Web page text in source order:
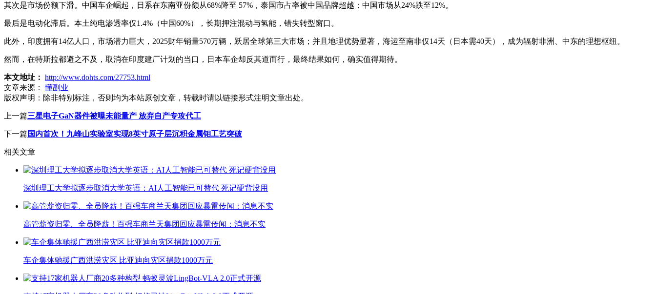
其次是市场份额下滑。中国车企崛起，日系在东南亚份额从68%降至 57%，泰国市占率被中国品牌超越；中国市场从24%跌至12%。
最后是电动化滞后。本土纯电渗透率仅1.4%（中国60%），长期押注混动与氢能，错失转型窗口。
此外，印度拥有14亿人口，市场潜力巨大，2025财年销量570万辆，跃居全球第三大市场；并且地理优势显著，海运至南非仅14天（日本需40天），成为辐射非洲、中东的理想枢纽。
然而，在特斯拉都避之不及，取消在印度建厂计划的当口，日本车企却反其道而行，最终结果如何，确实值得期待。
本文地址： http://www.dohts.com/27753.html
文章来源：
懂副业
版权声明： 除非特别标注，否则均为本站原创文章，转载时请以链接形式注明文章出处。
上一篇三星电子GaN器件被曝未能量产 放弃自产专攻代工
下一篇 国内首次！九峰山实验室实现8英寸原子层沉积金属钼工艺突破
相关文章
深圳理工大学拟逐步取消大学英语：AI人工智能已可替代 死记硬背没用
高管薪资归零、全员降薪！百强车商兰天集团回应暴雷传闻：消息不实
车企集体驰援广西洪涝灾区 比亚迪向灾区捐款1000万元